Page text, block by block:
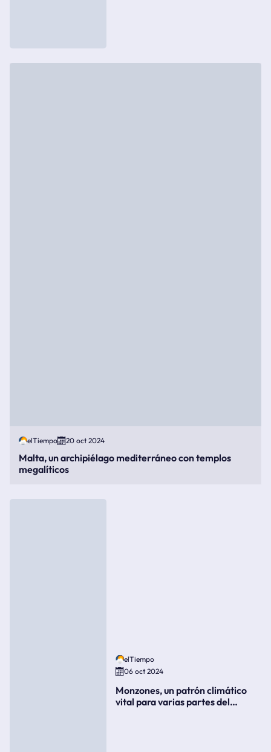
elTiempo 20 oct 2024
Malta, un archipiélago mediterráneo con templos
megalíticos
elTiempo
06 oct 2024
Monzones, un patrón climático
vital para varias partes del